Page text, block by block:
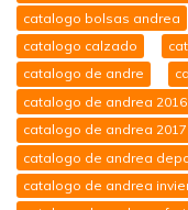
catalogo bolsas andrea
catalogo calzado
catalogo de andre
catalogo de andrea 2016
catalogo de andrea
catalogo de andrea
catalogo de andrea